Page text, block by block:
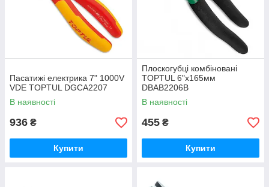
Пасатижі електрика 7" 1000V
VDE TOPTUL DGCA2207
В наявності
936 ₴
Купити
Плоскогубці комбіновані
TOPTUL 6"x165мм
DBAB2206B
В наявності
455 ₴
Купити